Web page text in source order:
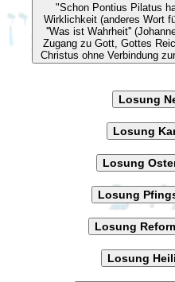
"Schon Pontius Pilatus
Wirklichkeit (anderes Wort
''Was ist Wahrheit'' (Johannes 18,38)?.
Zugang zu Gott, Gottes
Christus ohne Verbindung
Losung
Losung
Losung
Losung
Losung
Losung